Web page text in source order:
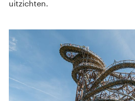
uitzichten.